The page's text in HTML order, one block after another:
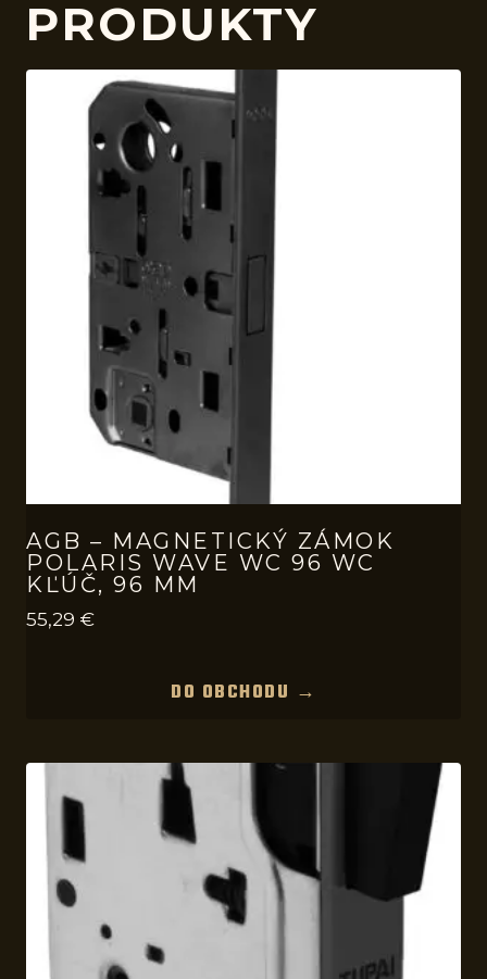
PRODUKTY
AGB – MAGNETICKÝ ZÁMOK
POLARIS WAVE WC 96 WC
KĽÚČ, 96 MM
55,29 €
DO OBCHODU →